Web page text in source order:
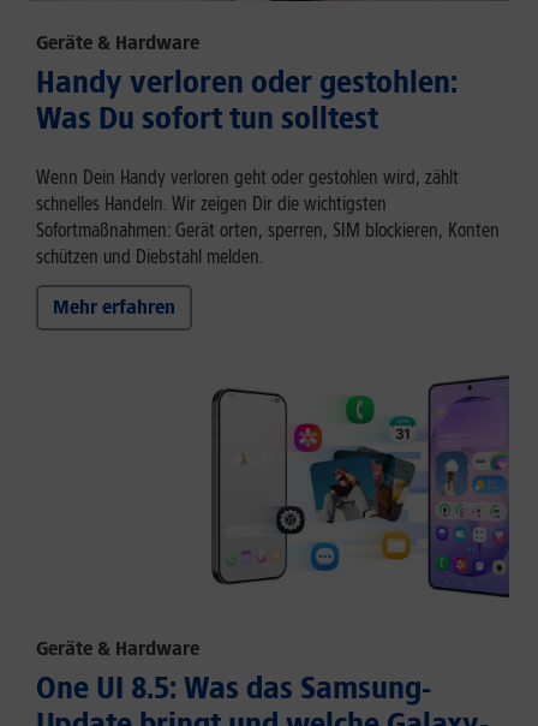
Geräte & Hardware
Handy verloren oder gestohlen:
Was Du sofort tun solltest
Wenn Dein Handy verloren geht oder gestohlen wird, zählt
schnelles Handeln. Wir zeigen Dir die wichtigsten
Sofortmaßnahmen: Gerät orten, sperren, SIM blockieren, Konten
schützen und Diebstahl melden.
Mehr erfahren
Geräte & Hardware
One UI 8.5: Was das Samsung-